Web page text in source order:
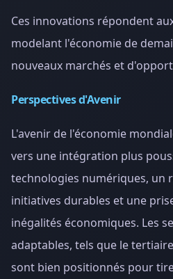
Ces innovations répondent
modelant l'économie de
nouveaux marchés et
Perspectives d'Avenir
L'avenir de l'économie
vers une intégration plus
technologies numériques, un
initiatives durables et une
inégalités économiques. Les
adaptables, tels que le
sont bien positionnés pour